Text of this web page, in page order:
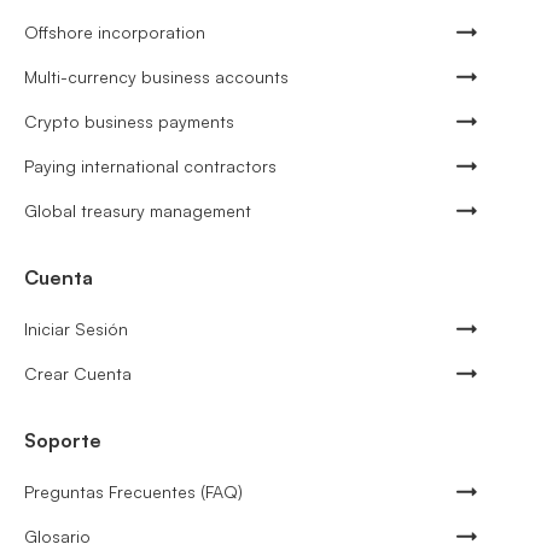
Offshore incorporation
Multi-currency business accounts
Crypto business payments
Paying international contractors
Global treasury management
Cuenta
Iniciar Sesión
Crear Cuenta
Soporte
Preguntas Frecuentes (FAQ)
Glosario